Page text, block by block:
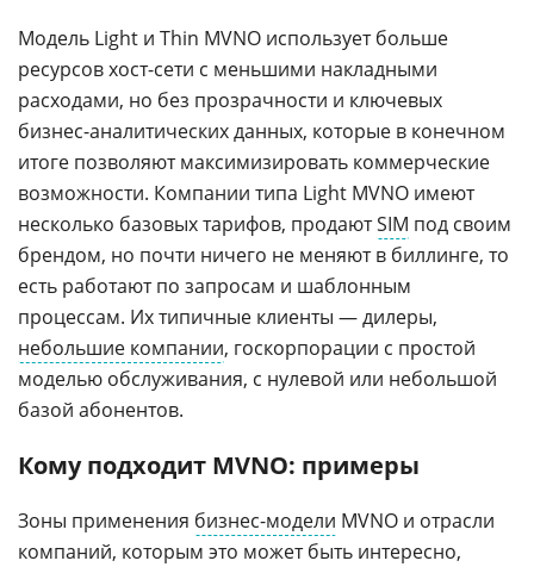
Модель Light и Thin MVNO использует больше
ресурсов хост-сети с меньшими накладными
расходами, но без прозрачности и ключевых
бизнес-аналитических данных, которые в конечном
итоге позволяют максимизировать коммерческие
возможности. Компании типа Light MVNO имеют
несколько базовых тарифов, продаютSIM под своим
брендом, но почти ничего не меняют в биллинге, то
есть работают по запросам и шаблонным
процессам. Их типичные клиенты — дилеры,
небольшие компании, госкорпорации с простой
моделью обслуживания, с нулевой или небольшой
базой абонентов.
Кому подходит MVNO: примеры
Зоны применения бизнес-модели MVNO и отрасли
компаний, которым это может быть интересно,